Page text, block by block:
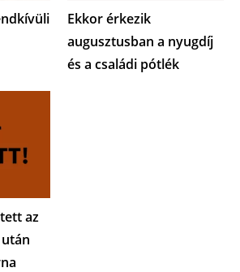
Ekkor érkezik
augusztusban a nyugdíj
és a családi pótlék
az